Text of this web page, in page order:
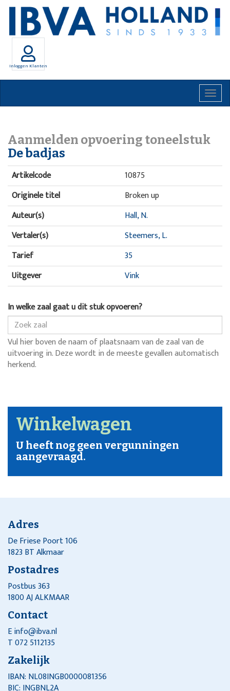
Inloggen Klanten
Aanmelden opvoering toneelstuk
De badjas
Artikelcode
10875
Originele titel
Broken up
Auteur(s)
Hall, N.
Vertaler(s)
Steemers, L.
Tarief
35
Uitgever
Vink
In welke zaal gaat u dit stuk opvoeren?
Vul hier boven de naam of plaatsnaam van de zaal van de
uitvoering in. Deze wordt in de meeste gevallen automatisch
herkend.
Winkelwagen
U heeft nog geen vergunningen
aangevraagd.
Adres
De Friese Poort 106
1823 BT Alkmaar
Postadres
Postbus 363
1800 AJ ALKMAAR
Contact
Einfo@ibva.nl
T 072 5112135
Zakelijk
IBAN: NL08INGB0000081356